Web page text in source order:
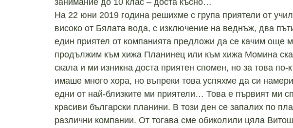
занимание до 10 клас – доста късно…
На 22 юни 2019 година решихме с група приятели от
високо от Бялата вода, с изключение на веднъж, два
един приятел от компанията предложи да се качим още
продължим към хижа Планинец или към хижа Момина
скала и ми изникна доста приятен спомен, но за това
имаше много хора, но въпреки това успяхме да си
едни от най-близките ми приятели… Това е първият ми
красиви български планини. В този ден се запалих по
различни компании. От тогава сме обиколили цяла